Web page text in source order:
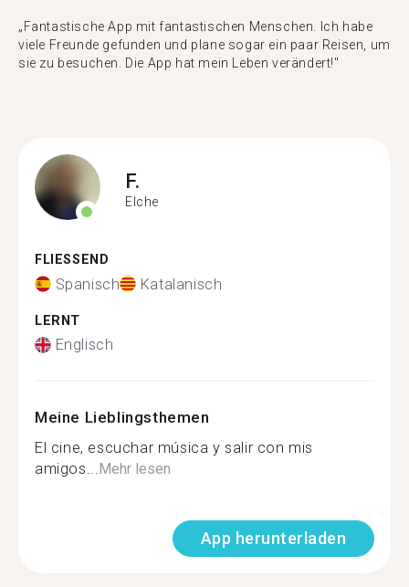
„Fantastische App mit fantastischen Menschen. Ich habe
viele Freunde gefunden und plane sogar ein paar Reisen, um
sie zu besuchen. Die App hat mein Leben verändert!"
F.
Elche
FLIESSEND
Spanisch Katalanisch
LERNT
Englisch
Meine Lieblingsthemen
El cine, escuchar música y salir con mis
amigos...Mehr lesen
App herunterladen